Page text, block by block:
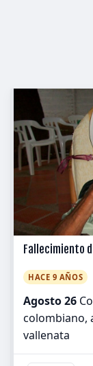
Fallecimiento
HACE 9 AÑOS
Agosto 26
colombiano,
vallenata